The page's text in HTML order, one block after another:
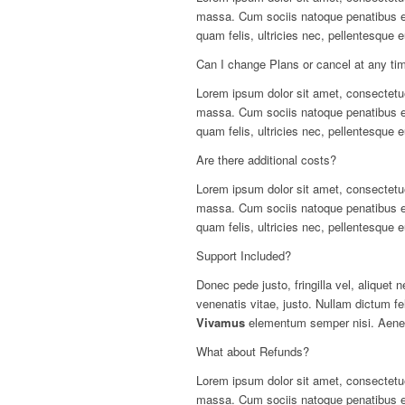
massa. Cum sociis natoque
quam felis, ultricies nec, pellentesque
Can I change Plans or cancel at any
Lorem ipsum dolor sit amet,
massa. Cum sociis natoque
quam felis, ultricies nec, pellentesque
Are there additional costs?
Lorem ipsum dolor sit amet,
massa. Cum sociis natoque
quam felis, ultricies nec, pellentesque
Support Included?
Donec pede justo, fringilla vel, aliquet
venenatis vitae, justo. Nullam dictum
Vivamus elementum semper nisi.
What about Refunds?
Lorem ipsum dolor sit amet,
massa. Cum sociis natoque penatibus